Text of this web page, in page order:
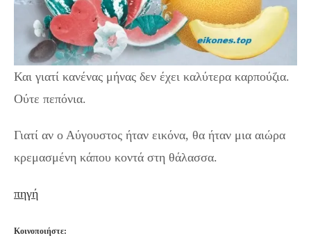
Και γιατί κανένας μήνας δεν έχει καλύτερα καρπούζια.
Ούτε πεπόνια.
Γιατί αν ο Αύγουστος ήταν εικόνα, θα ήταν μια αιώρα
κρεμασμένη κάπου κοντά στη θάλασσα.
πηγή
Κοινοποιήστε: